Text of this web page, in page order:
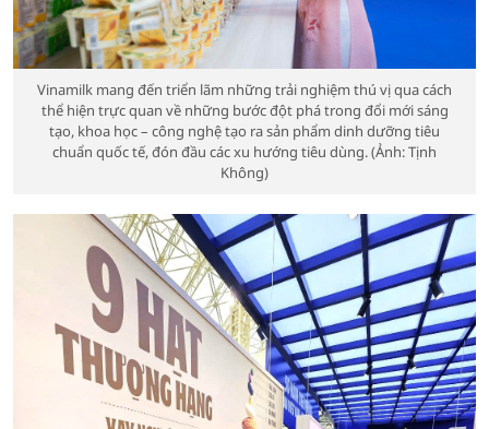
Vinamilk mang đến triển lãm những trải nghiệm thú vị qua cách
thể hiện trực quan về những bước đột phá trong đổi mới sáng
tạo, khoa học – công nghệ tạo ra sản phẩm dinh dưỡng tiêu
chuẩn quốc tế, đón đầu các xu hướng tiêu dùng. (Ảnh: Tịnh
Không)